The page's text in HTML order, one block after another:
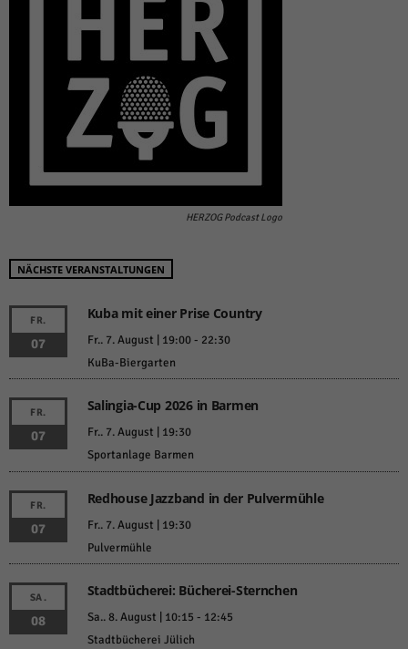
HERZOG Podcast Logo
NÄCHSTE VERANSTALTUNGEN
FR.
07
Kuba mit einer Prise Country
Fr.. 7. August | 19:00- 22:30
KuBa-Biergarten
FR.
07
Salingia-Cup 2026 in Barmen
Fr.. 7. August | 19:30
Sportanlage Barmen
FR.
07
Redhouse Jazzband in der Pulvermühle
Fr.. 7. August | 19:30
Pulvermühle
SA.
08
Stadtbücherei: Bücherei-Sternchen
Sa.. 8. August | 10:15 - 12:45
Stadtbücherei Jülich